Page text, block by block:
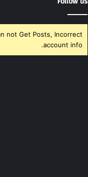
not Get Posts, Incorrect
account info.